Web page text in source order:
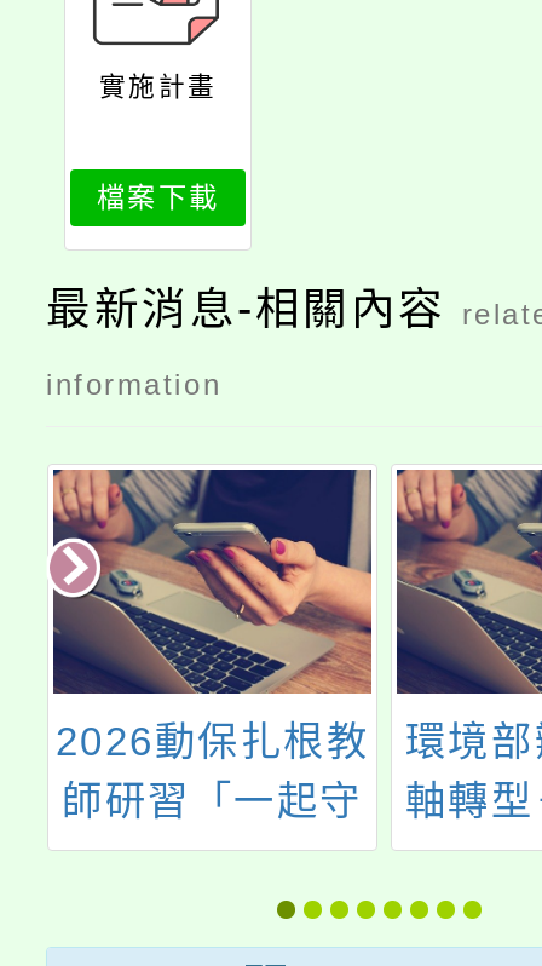
實施計畫
檔案下載
最新消息-相關內容
information
2026動保扎根教
師研習「一起守
護牠」
環境
軸轉
位解
件